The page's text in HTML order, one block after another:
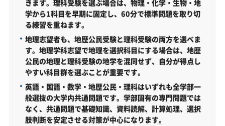
全学部一般選抜〈Ｒ方式〉（2026年度）
全学部一般選抜〈２月試験（前期）〉（2026年度）
全学部一般選抜〈２月試験（後期）〉（2026年度）
全学部一般選抜〈３月試験〉（2026年度）
大学入学共通テスト利用選抜〈前期・後期〉（2026年
度）
立正大学地球環境科学部はどんなところ？
きます。理科受験を選ぶ場合は、物理・化学・生物・地
学から1科目を早期に固定し、60分で標準問題を取り切
る練習を重ねます。
地理志望者も、地歴公民受験と理科受験の両方を選べま
す。地理学科志望で地理を選択科目にする場合は、地歴
公民の地理と理科受験の地学を混同せず、自分が得点し
やすい科目群を選ぶことが重要です。
英語・国語・数学・地歴公民・理科はいずれも全学部一
般選抜の大学内共通問題です。学部固有の専門問題では
なく、共通問題で基礎知識、資料読解、計算処理、選択
肢判断を安定させる対策が中心になります。